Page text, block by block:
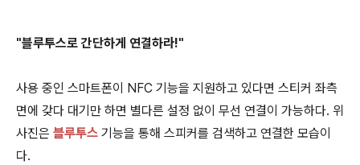
"블루투스로 간단하게 연결하라!"
사용 중인 스마트폰이 NFC 기능을 지원하고 있다면 스티커 좌측
면에 갖다 대기만 하면 별다른 설정 없이 무선 연결이 가능하다. 위
사진은 블루투스 기능을 통해 스피커를 검색하고 연결한 모습이
다.